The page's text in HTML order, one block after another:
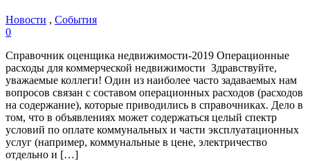
Новости , События
0
Справочник оценщика недвижимости-2019 Операционные
расходы для коммерческой недвижимости Здравствуйте,
уважаемые коллеги! Один из наиболее часто задаваемых нам
вопросов связан с составом операционных расходов (расходов
на содержание), которые приводились в справочниках. Дело в
том, что в объявлениях может содержаться целый спектр
условий по оплате коммунальных и части эксплуатационных
услуг (например, коммунальные в цене, электричество
отдельно и […]